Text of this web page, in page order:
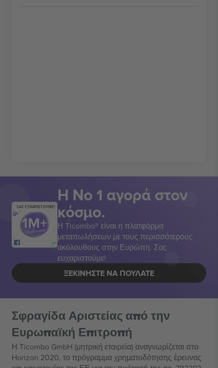
ΣΑΣ ΕΥΧΑΡΙΣΤΟΥΜΕ!
Η Νο 1 αγορά στον
κόσμο.
Η Ticombo® είναι η πλατφόρμα
μεταπωλήσεων με τους περισσότερους
ακόλουθους στην Ευρώπη. Σας
ευχαριστούμε!
ΞΕΚΙΝΉΣΤΕ ΝΑ ΠΟΥΛΆΤΕ
Σφραγίδα Αριστείας από την
Ευρωπαϊκή Επιτροπή
Η Ticombo GmbH (μητρική εταιρεία) αναγνωρίζεται στο
Horizon 2020, το πρόγραμμα χρηματοδότησης έρευνας